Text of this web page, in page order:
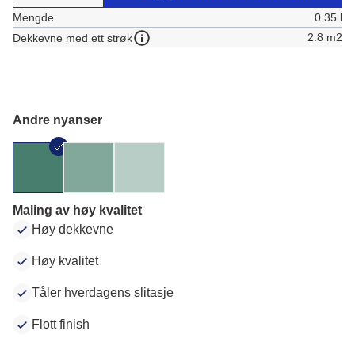
Mengde
0.35 l
Dekkevne med ett strøk
2.8 m2
Andre nyanser
Maling av høy kvalitet
Høy dekkevne
Høy kvalitet
Tåler hverdagens slitasje
Flott finish